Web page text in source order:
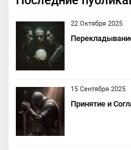
22 Октября 2025
15 Сентября 2025
Принятие и